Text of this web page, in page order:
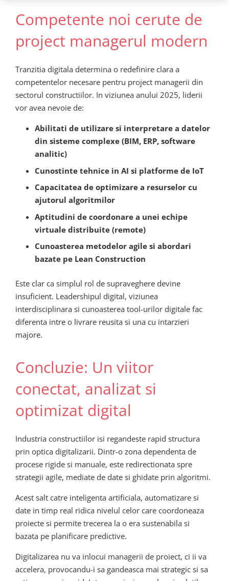
Competente noi cerute de
project managerul modern
Tranzitia digitala determina o redefinire clara a
competentelor necesare pentru project managerii din
sectorul constructiilor. In viziunea anului 2025, liderii
vor avea nevoie de:
Abilitati de utilizare si interpretare a datelor
din sisteme complexe (BIM, ERP, software
analitic)
Cunostinte tehnice in AI si platforme de IoT
Capacitatea de optimizare a resurselor cu
ajutorul algoritmilor
Aptitudini de coordonare a unei echipe
virtuale distribuite (remote)
Cunoasterea metodelor agile si abordari
bazate pe Lean Construction
Este clar ca simplul rol de supraveghere devine
insuficient. Leadershipul digital, viziunea
interdisciplinara si cunoasterea tool-urilor digitale fac
diferenta intre o livrare reusita si una cu intarzieri
majore.
Concluzie: Un viitor
conectat, analizat si
optimizat digital
Industria constructiilor isi regandeste rapid structura
prin optica digitalizarii. Dintr-o zona dependenta de
procese rigide si manuale, este redirectionata spre
strategii agile, mediate de date si ghidate prin algoritmi.
Acest salt catre inteligenta artificiala, automatizare si
date in timp real ridica nivelul celor care coordoneaza
proiecte si permite trecerea la o era sustenabila si
bazata pe planificare predictive.
Digitalizarea nu va inlocui managerii de proiect, ci ii va
accelera, provocandu-i sa gandeasca mai strategic si sa